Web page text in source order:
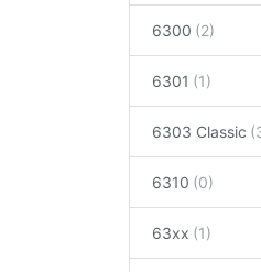
6300
6301
6303 Classic
6310
63xx